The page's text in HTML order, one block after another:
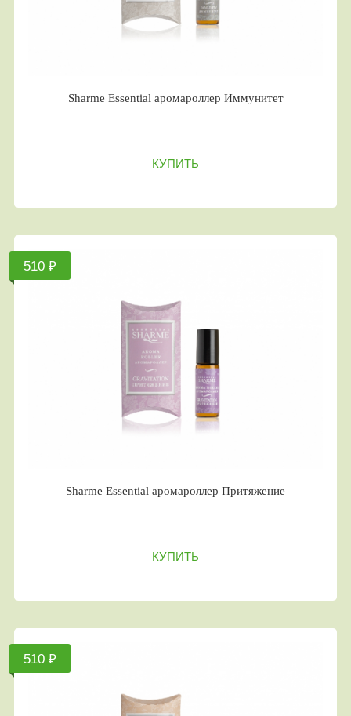
Sharme Essential аромароллер Иммунитет
КУПИТЬ
510 ₽
Sharme Essential аромароллер Притяжение
КУПИТЬ
510 ₽